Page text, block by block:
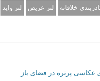
خلاقانه لنز عریض لنز واید
عکاسی پرتره در فضای باز